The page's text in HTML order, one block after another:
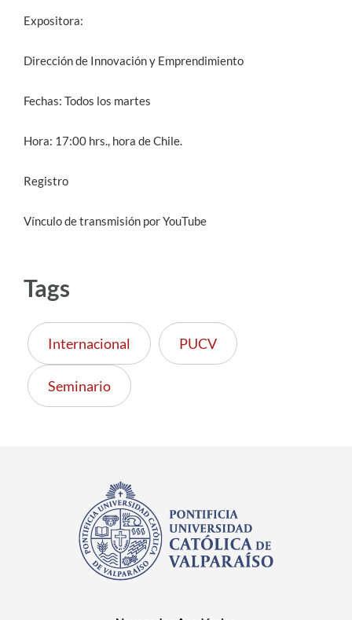
Expositora:
Dirección de Innovación y Emprendimiento
Fechas: Todos los martes
Hora: 17:00 hrs., hora de Chile.
Registro
Vínculo de transmisión por YouTube
Tags
Internacional PUCV
Seminario